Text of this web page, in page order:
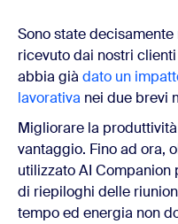
Sono state
ricevuto dai nostri
abbia già dato un
lavorativa nei due brevi
Migliorare la
vantaggio. Fino ad ora,
utilizzato AI
di riepiloghi delle
tempo ed energia non